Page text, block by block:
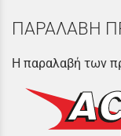
ΠΑΡΑΛΑΒΗ
Η παραλαβή των